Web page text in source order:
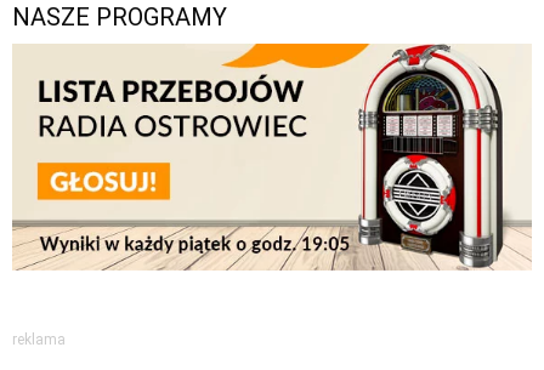
NASZE PROGRAMY
reklama